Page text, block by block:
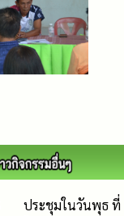
ประชุมในวันพุธ ที่